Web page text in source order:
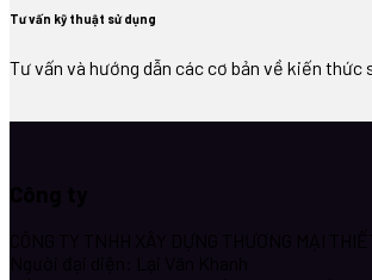
Tư vấn kỹ thuật sử dụng
Tư vấn và hướng dẫn các cơ bản về kiến thức